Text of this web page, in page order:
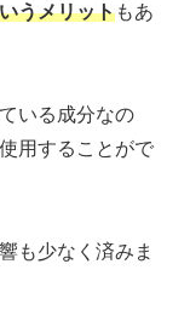
うメリットもあ
いる成分なの
用することがで
も少なく済みま